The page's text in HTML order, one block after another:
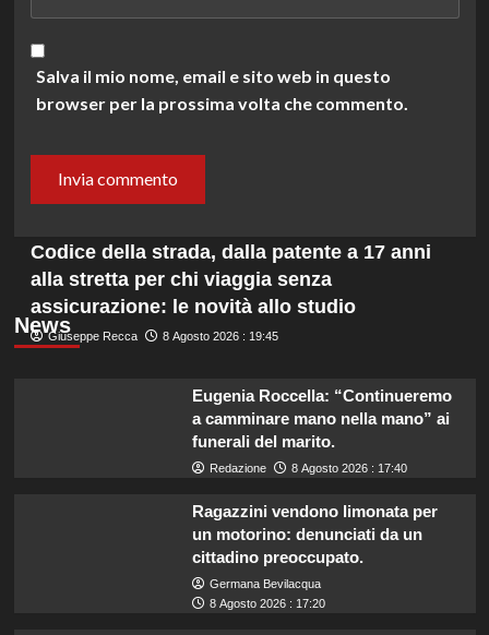
Salva il mio nome, email e sito web in questo
browser per la prossima volta che commento.
News
Codice della strada, dalla patente a 17 anni
alla stretta per chi viaggia senza
assicurazione: le novità allo studio
Giuseppe Recca 8 Agosto 2026 : 19:45
Eugenia Roccella: “Continueremo
a camminare mano nella mano” ai
funerali del marito.
Redazione 8 Agosto 2026 : 17:40
Ragazzini vendono limonata per
un motorino: denunciati da un
cittadino preoccupato.
Germana Bevilacqua
8 Agosto 2026 : 17:20